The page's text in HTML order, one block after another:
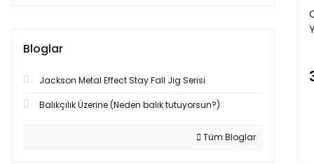
Bloglar
Jackson Metal Effect Stay Fall Jig Serisi
Balıkçılık Üzerine (Neden balık tutuyorsun?)
Tüm Bloglar